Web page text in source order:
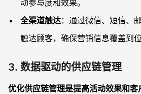
动参与度和效果。
全渠道触达：通过微信、短信、
触达顾客，确保营销信息覆盖到位
3. 数据驱动的供应链管理
优化供应链管理是提高活动效果和客